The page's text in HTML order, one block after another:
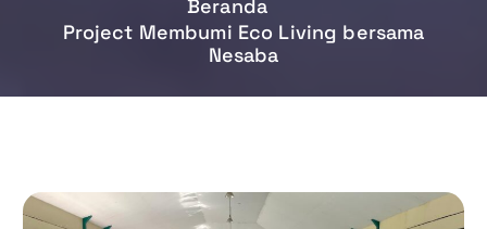
Beranda
Project Membumi Eco Living bersama
Nesaba